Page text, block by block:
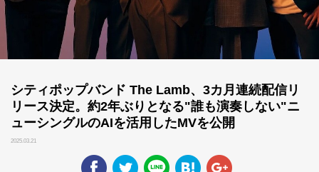
シティポップバンド The Lamb、3カ月連続配信リ
リース決定。約2年ぶりとなる"誰も演奏しない"ニ
ューシングルのAIを活用したMVを公開
2025.03.21